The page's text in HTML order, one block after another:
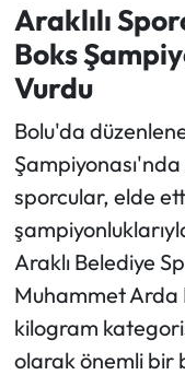
Araklılı
Boks
Vurdu
Bolu'da
sporcular, elde
Araklı Belediye
Muhammet Arda
kilogram
olarak önemli bir
Teknoloji